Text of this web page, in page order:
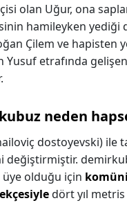
olan Uğur, ona
hamileyken yediği
Çilem ve hapisten
Yusuf etrafında
neden
dostoyevski) ile
olduğu için
dört yıl